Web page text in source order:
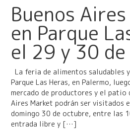
Buenos
en Parque
el 29 y 30
La feria de alimentos saludables
Parque Las Heras, en Palermo,
mercado de productores y el patio
Aires Market podrán ser visitados
domingo 30 de octubre, entre las
entrada libre y […]